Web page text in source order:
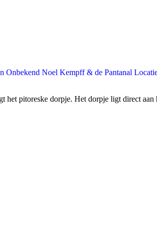
Onbekend Noel Kempff & de Pantanal
het pitoreske dorpje. Het dorpje ligt direct